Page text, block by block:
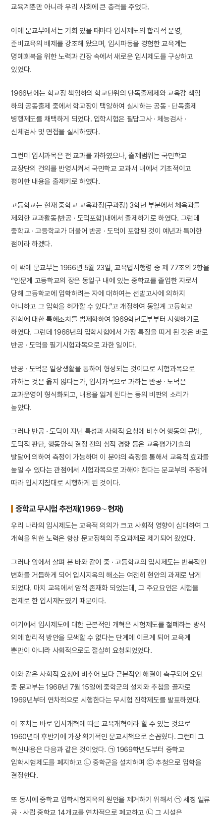
교육계뿐만 아니라 우리 사회에 큰 충격을 주었다.
이에 문교부에서는 기회 있을 때마다 입시제도의 합리적 운영,
준비교육의 배제를 강조해 왔으며, 입시파동을 경험한 교육계는
명예회복을 위한 노력과 긴장 속에서 새로운 입시제도를 구상하고
있었다.
1966년에는 학교장 책임하의 학교단위의 단독출제제와 교육감 책임
하의 공동출제 중에서 학교장이 택일하여 실시하는 공동 · 단독출제
병행제도를 채택하게 되었다. 입학시험은 필답고사 · 체능검사 ·
신체검사 및 면접을 실시하였다.
그런데 입시과목은 전 교과를 과하였으나, 출제범위는 국민학교
교장단의 건의를 반영시켜서 국민학교 교과서 내에서 기초적이고
평이한 내용을 출제키로 하였다.
고등학교는 현재 중학교 교육과정(구과정) 3학년 부분에서 체육과를
제외한 교과활동(반공 · 도덕포함)내에서 출제하기로 하였다. 그런데
중학교 · 고등학교가 더불어 반공 · 도덕이 포함된 것이 예년과 특이한
점이라 하겠다.
이 밖에 문교부는 1966년 5월 23일, 교육법시행령 중 제 77조의 2항을
“인문계 고등학교의 장은 동일구 내에 있는 중학교를 졸업한 자로서
당해 고등학교에 입학하려는 자에 대하여는 선발고사에 의하지
아니하고 그 입학을 허가할 수 있다.”고 개정하여 동일계 고등학교
진학에 대한 특혜조치를 법제화하여 1969학년도부부터 시행하기로
하였다. 그런데 1966년의 입학시험에서 가장 특징을 띠게 된 것은 바로
반공 · 도덕을 필기시험과목으로 과한 일이다.
반공 · 도덕은 일상생활을 통하여 형성되는 것이므로 시험과목으로
과하는 것은 옳지 않다든가, 입시과목으로 과하는 반공 · 도덕은
교과운영이 형식화되고, 내용을 잃게 된다는 등의 비판의 소리가
높았다.
그러나 반공 · 도덕이 지닌 특성과 사회적 요청에 비추어 행동의 규범,
도덕적 판단, 행동양식 결정 전의 심적 경향 등은 교육평가기술의
발달에 의하여 측정이 가능하며 이 분야의 측정을 통해서 교육적 효과를
높일 수 있다는 관점에서 시험과목으로 과해야 한다는 문교부의 주장에
따라 입시지침대로 시행하게 된 것이다.
중학교 무시험 추전제(1969∼현재)
우리 나라의 입시제도는 교육적 의의가 크고 사회적 영향이 심대하여 그
개혁을 위한 노력은 항상 문교정책의 주요과제로 제기되어 왔었다.
그러나 앞에서 살펴 본 바와 같이 중 · 고등학교의 입시제도는 반복적인
변화를 거듭하게 되어 입시지옥의 해소는 여전히 현안의 과제로 남게
되었다. 마치 교육에서 암적 존재화 되었는데, 그 주요요인은 시험을
전제로 한 입시제도였기 때문이다.
여기에서 입시제도에 대한 근본적인 개혁은 시험제도를 철폐하는 방식
외에 합리적 방안을 모색할 수 없다는 단계에 이르게 되어 교육계
뿐만이 아니라 사회적으로도 절실히 요청되었었다.
이와 같은 사회적 요청에 비추어 보다 근본적인 해결이 촉구되어 오던
중 문교부는 1968년 7월 15일에 중학군의 설치와 추첨을 골자로
1969년부터 연차적으로 시행한다는 무시험 진학제도를 발표하였다.
이 조치는 바로 입시개혁에 따른 교육개혁이라 할 수 있는 것으로
1960년대 후반기에 가장 획기적인 문교시책으로 손꼽혔다. 그런데 그
혁신내용은 다음과 같은 것이었다. ㉠ 1969학년도부터 중학교
입학시험제도를 폐지하고 ㉡ 중학군을 설치하며 ㉢ 추첨으로 입학을
결정한다.
또 동시에 중학교 입학시험지옥의 원인을 제거하기 위해서 ㉠ 세칭 일류
공 · 사립 중학교 14개교를 연차적으로 폐교하고 ㉡ 그 시설은